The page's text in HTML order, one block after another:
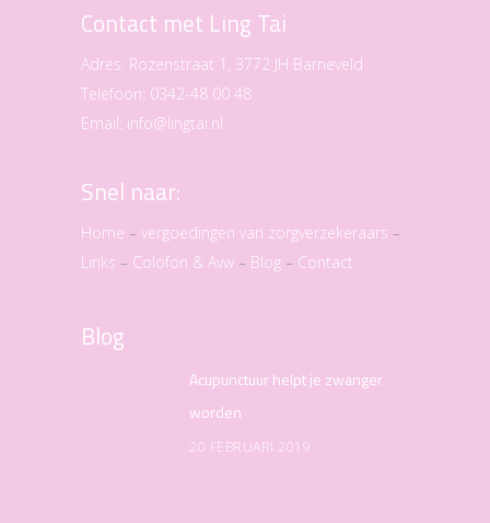
Contact met Ling Tai
Adres: Rozenstraat 1, 3772 JH Barneveld
Telefoon: 0342-48 00 48
Email: info@lingtai.nl
Snel naar:
Home – vergoedingen van zorgverzekeraars –
Links – Colofon & Avw – Blog – Contact
Blog
Acupunctuur helpt je zwanger
worden
20 FEBRUARI 2019